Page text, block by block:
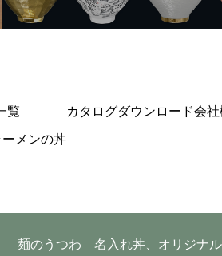
覧
メンの丼
カタログダウンロード会
麺のうつわ 名入れ丼、オリジナル